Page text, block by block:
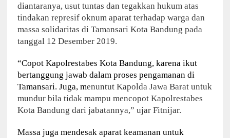
diantaranya, usut tuntas dan tegakkan hukum atas
tindakan represif oknum aparat terhadap warga dan
massa solidaritas di Tamansari Kota Bandung pada
tanggal 12 Desember 2019.
“Copot Kapolrestabes Kota Bandung, karena ikut
bertanggung jawab dalam proses pengamanan di
Tamansari. Juga, menuntut Kapolda Jawa Barat untuk
mundur bila tidak mampu mencopot Kapolrestabes
Kota Bandung dari jabatannya,” ujar Fitnijar.
Massa juga mendesak aparat keamanan untuk